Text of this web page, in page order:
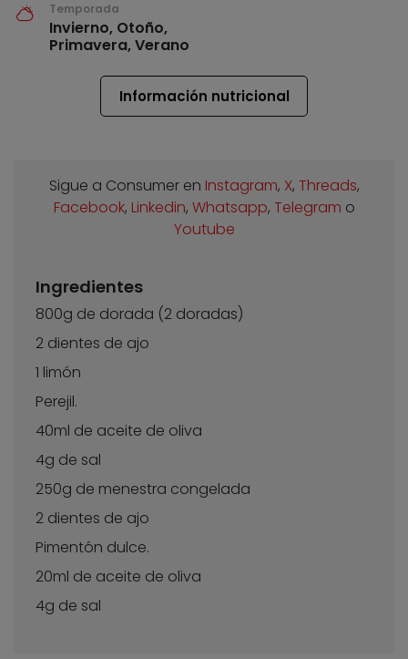
Temporada
Invierno, Otoño,
Primavera, Verano
Información nutricional
Sigue a Consumer en Instagram, X, Threads,
Facebook, Linkedin, Whatsapp, Telegram o
Youtube
Ingredientes
800g de dorada (2 doradas)
2 dientes de ajo
1 limón
Perejil.
40ml de aceite de oliva
4g de sal
250g de menestra congelada
2 dientes de ajo
Pimentón dulce.
20ml de aceite de oliva
4g de sal